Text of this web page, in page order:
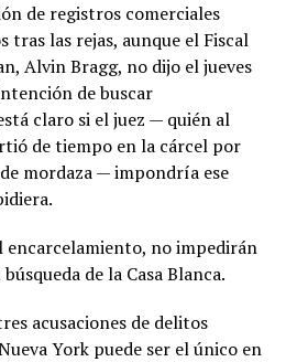
de registros comerciales
tras las rejas, aunque el Fiscal
Alvin Bragg, no dijo el jueves
de buscar
claro si el juez — quién al
de tiempo en la cárcel por
mordaza — impondría ese
encarcelamiento, no impedirán
de la Casa Blanca.
acusaciones de delitos
York puede ser el único en